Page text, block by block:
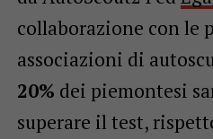
collaborazione con le
associazioni di
20% dei piemontesi
superare il test,